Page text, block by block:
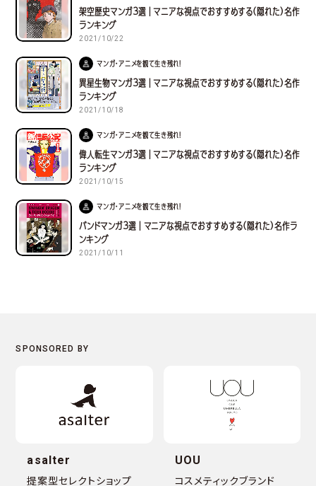
架空歴史マンガ３選｜マニアな視点でおすすめする(隠れた)名作
ランキング
2021/10/22
マンガ・アニメを観て生き残れ！
異星生物マンガ３選｜マニアな視点でおすすめする(隠れた)名作
ランキング
2021/10/18
マンガ・アニメを観て生き残れ！
偉人転生マンガ３選｜マニアな視点でおすすめする(隠れた)名作
ランキング
2021/10/15
マンガ・アニメを観て生き残れ！
バンドマンガ３選｜マニアな視点でおすすめする(隠れた)名作ラ
ンキング
2021/10/11
asalter
提案型セレクトショップ
UOU
コスメティックブランド